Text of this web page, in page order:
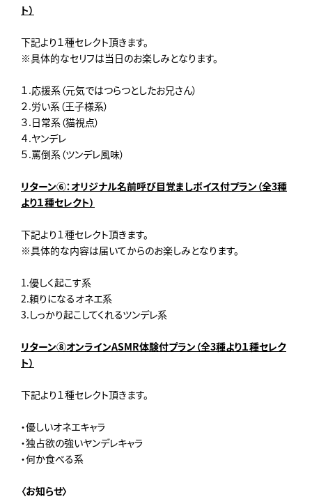
ト）
下記より１種セレクト頂きます。
※具体的なセリフは当日のお楽しみとなります。
１.応援系（元気ではつらつとしたお兄さん）
２.労い系（王子様系）
３.日常系（猫視点）
４.ヤンデレ
５.罵倒系（ツンデレ風味）
リターン⑥：オリジナル名前呼び目覚ましボイス付プラン（全3種
より１種セレクト）
下記より１種セレクト頂きます。
※具体的な内容は届いてからのお楽しみとなります。
1.優しく起こす系
2.頼りになるオネエ系
3.しっかり起こしてくれるツンデレ系
リターン⑧オンラインASMR体験付プラン（全3種より１種セレク
ト）
下記より１種セレクト頂きます。
・優しいオネエキャラ
・独占欲の強いヤンデレキャラ
・何か食べる系
〈お知らせ〉